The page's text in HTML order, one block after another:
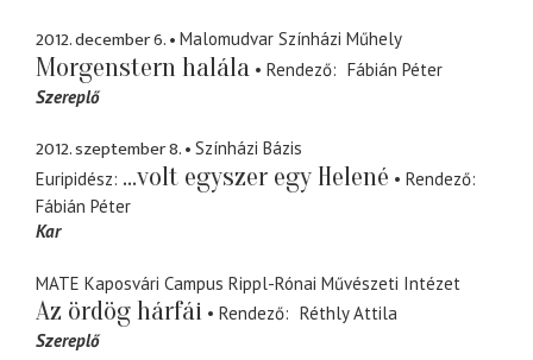
2012. december 6. Malomudvar Színházi Műhely
Morgenstern halála Rendező
Fábián Péter
Szereplő
2012. szeptember 8.
Színházi Bázis
Euripidész ...volt egyszer egy Helené
Rendező
Fábián Péter
Kar
MATE Kaposvári Campus Rippl-Rónai Művészeti Intézet
Az ördög hárfái Rendező
Réthly Attila
Szereplő